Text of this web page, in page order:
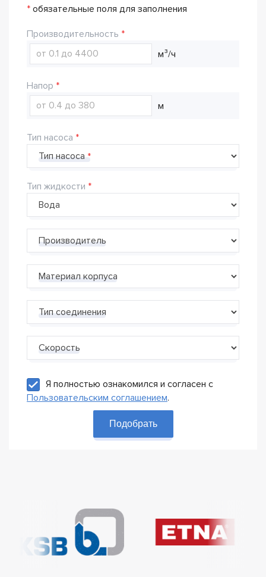
* обязательные поля для заполнения
Производительность
м³/ч
Напор
м
Тип насоса
Тип насоса
Тип жидкости
Производитель
Материал корпуса
Тип соединения
Скорость
Я полностью ознакомился и согласен с
Пользовательским соглашением.
Подобрать